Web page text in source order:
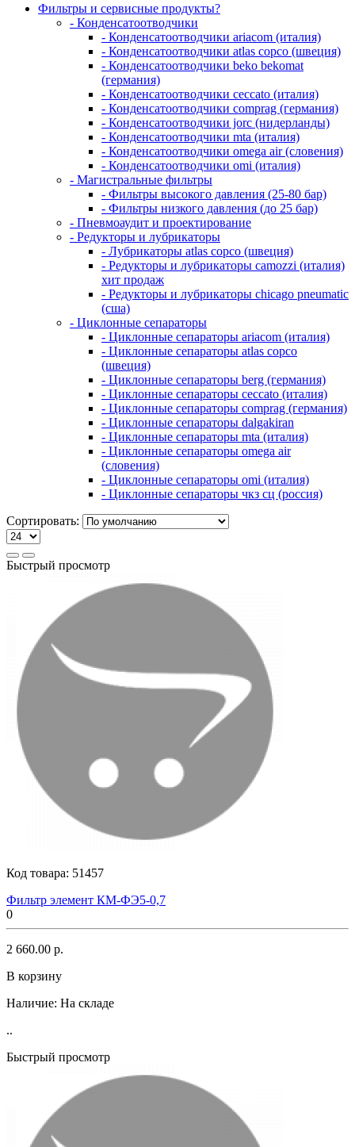
Фильтры и сервисные продукты?
- Конденсатоотводчики
- Конденсатоотводчики ariacom (италия)
- Конденсатоотводчики atlas copco (швеция)
- Конденсатоотводчики beko bekomat
(германия)
- Конденсатоотводчики ceccato (италия)
- Конденсатоотводчики comprag (германия)
- Конденсатоотводчики jorc (нидерланды)
- Конденсатоотводчики mta (италия)
- Конденсатоотводчики omega air (словения)
- Конденсатоотводчики omi (италия)
- Магистральные фильтры
- Фильтры высокого давления (25-80 бар)
- Фильтры низкого давления (до 25 бар)
- Пневмоаудит и проектирование
- Редукторы и лубрикаторы
- Лубрикаторы atlas copco (швеция)
- Редукторы и лубрикаторы camozzi (италия)
хит продаж
- Редукторы и лубрикаторы chicago pneumatic
(сша)
- Циклонные сепараторы
- Циклонные сепараторы ariacom (италия)
- Циклонные сепараторы atlas copco
(швеция)
- Циклонные сепараторы berg (германия)
- Циклонные сепараторы ceccato (италия)
- Циклонные сепараторы comprag (германия)
- Циклонные сепараторы dalgakiran
- Циклонные сепараторы mta (италия)
- Циклонные сепараторы omega air
(словения)
- Циклонные сепараторы omi (италия)
- Циклонные сепараторы чкз сц (россия)
Сортировать:
Быстрый просмотр
Код товара: 51457
Фильтр элемент КМ-ФЭ5-0,7
0
2 660.00 р.
В корзину
Наличие: На складе
..
Быстрый просмотр